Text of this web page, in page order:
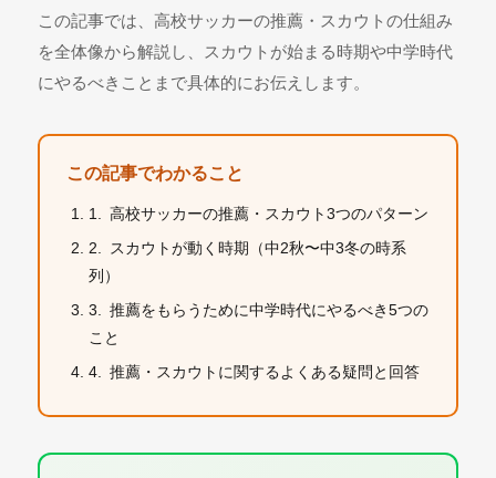
この記事では、高校サッカーの推薦・スカウトの仕組み
を全体像から解説し、スカウトが始まる時期や中学時代
にやるべきことまで具体的にお伝えします。
この記事でわかること
高校サッカーの推薦・スカウト3つのパターン
スカウトが動く時期（中2秋〜中3冬の時系
列）
推薦をもらうために中学時代にやるべき5つの
こと
推薦・スカウトに関するよくある疑問と回答